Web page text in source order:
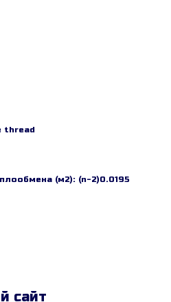
thread
(м2): (n-2)0.0195
сайт